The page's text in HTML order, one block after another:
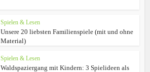
Spielen & Lesen
Unsere 20 liebsten Familienspiele (mit und ohne
Material)
Spielen & Lesen
Waldspaziergang mit Kindern: 3 Spielideen als